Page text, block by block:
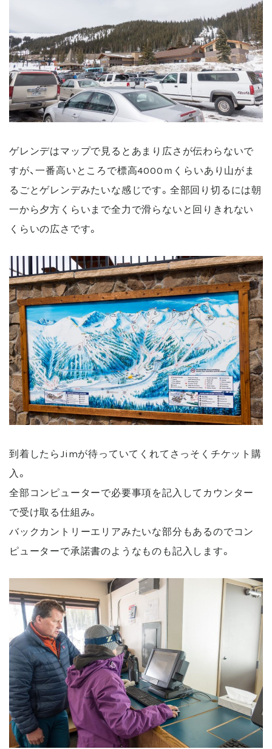
ゲレンデはマップで見るとあまり広さが伝わらないで
すが、一番高いところで標高4000ｍくらいあり山がま
るごとゲレンデみたいな感じです。全部回り切るには朝
一から夕方くらいまで全力で滑らないと回りきれない
くらいの広さです。
到着したらJimが待っていてくれてさっそくチケット購
入。
全部コンピューターで必要事項を記入してカウンター
で受け取る仕組み。
バックカントリーエリアみたいな部分もあるのでコン
ピューターで承諾書のようなものも記入します。